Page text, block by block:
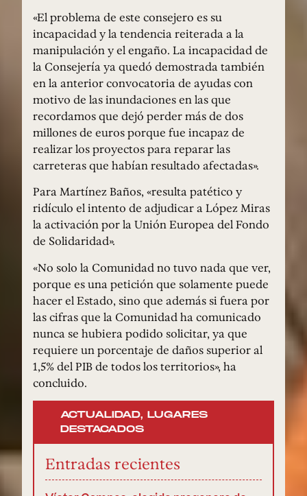
«El problema de este consejero es su
incapacidad y la tendencia reiterada a la
manipulación y el engaño. La incapacidad de
la Consejería ya quedó demostrada también
en la anterior convocatoria de ayudas con
motivo de las inundaciones en las que
recordamos que dejó perder más de dos
millones de euros porque fue incapaz de
realizar los proyectos para reparar las
carreteras que habían resultado afectadas».
Para Martínez Baños, «resulta patético y
ridículo el intento de adjudicar a López Miras
la activación por la Unión Europea del Fondo
de Solidaridad».
«No solo la Comunidad no tuvo nada que ver,
porque es una petición que solamente puede
hacer el Estado, sino que además si fuera por
las cifras que la Comunidad ha comunicado
nunca se hubiera podido solicitar, ya que
requiere un porcentaje de daños superior al
1,5% del PIB de todos los territorios», ha
concluido.
ACTUALIDAD, LUGARES
DESTACADOS
Entradas recientes